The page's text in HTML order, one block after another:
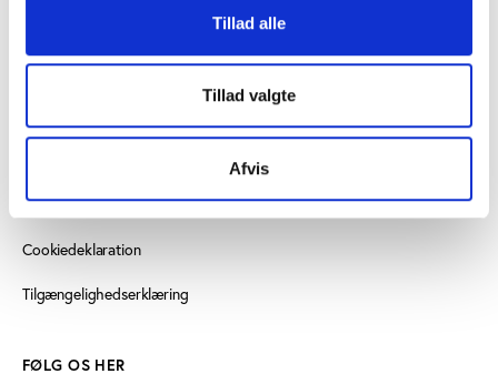
Tillad alle
Tillad valgte
Afvis
SE OGSÅ
Persondatapolitik
Cookiedeklaration
Tilgængelighedserklæring
FØLG OS HER